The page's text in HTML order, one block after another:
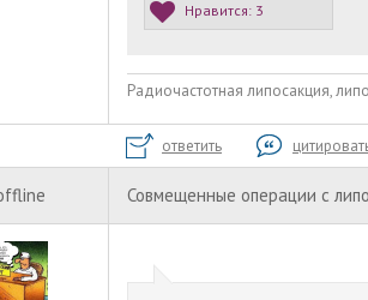
Нравится: 3
Радиочастотная липосакция,
ответить
Совмещенные операции с